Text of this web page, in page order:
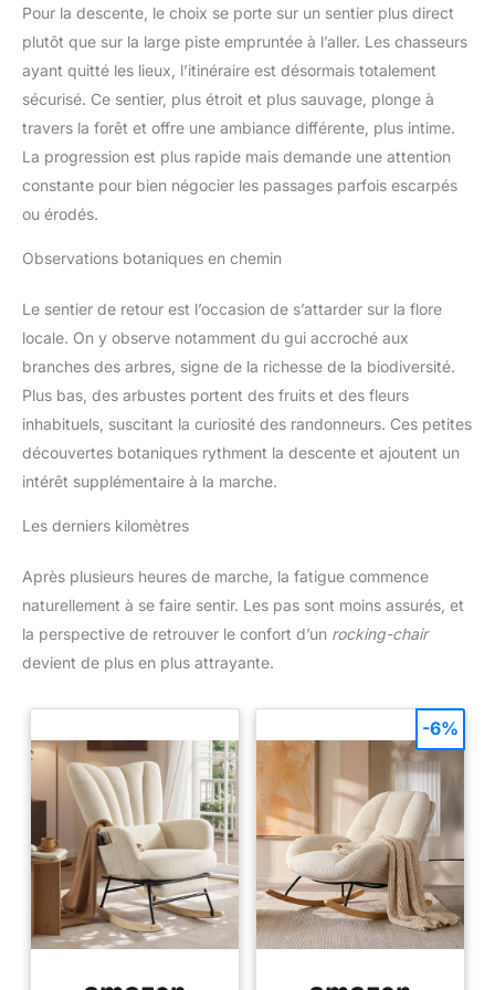
question.
compact, pouvant être facilement rangé dans un sac ou un sac
famille, de profiter du vol en plein air à tout moment et en tout
diverses occasions : anniversaires, Noël, Halloween, Fête des
pères, etc., et est très apprécié des enfants, hommes,
adolescents, garçons, maris et petits amis.
Pour la descente, le choix se porte sur un sentier plus direct
plutôt que sur la large piste empruntée à l’aller. Les chasseurs
ayant quitté les lieux, l’itinéraire est désormais totalement
sécurisé. Ce sentier, plus étroit et plus sauvage, plonge à
travers la forêt et offre une ambiance différente, plus intime.
La progression est plus rapide mais demande une attention
constante pour bien négocier les passages parfois escarpés
ou érodés.
Observations botaniques en chemin
Le sentier de retour est l’occasion de s’attarder sur la flore
locale. On y observe notamment du gui accroché aux
branches des arbres, signe de la richesse de la biodiversité.
Plus bas, des arbustes portent des fruits et des fleurs
inhabituels, suscitant la curiosité des randonneurs. Ces petites
découvertes botaniques rythment la descente et ajoutent un
intérêt supplémentaire à la marche.
Les derniers kilomètres
Après plusieurs heures de marche, la fatigue commence
naturellement à se faire sentir. Les pas sont moins assurés, et
la perspective de retrouver le confort d’un rocking-chair
devient de plus en plus attrayante.
-6%